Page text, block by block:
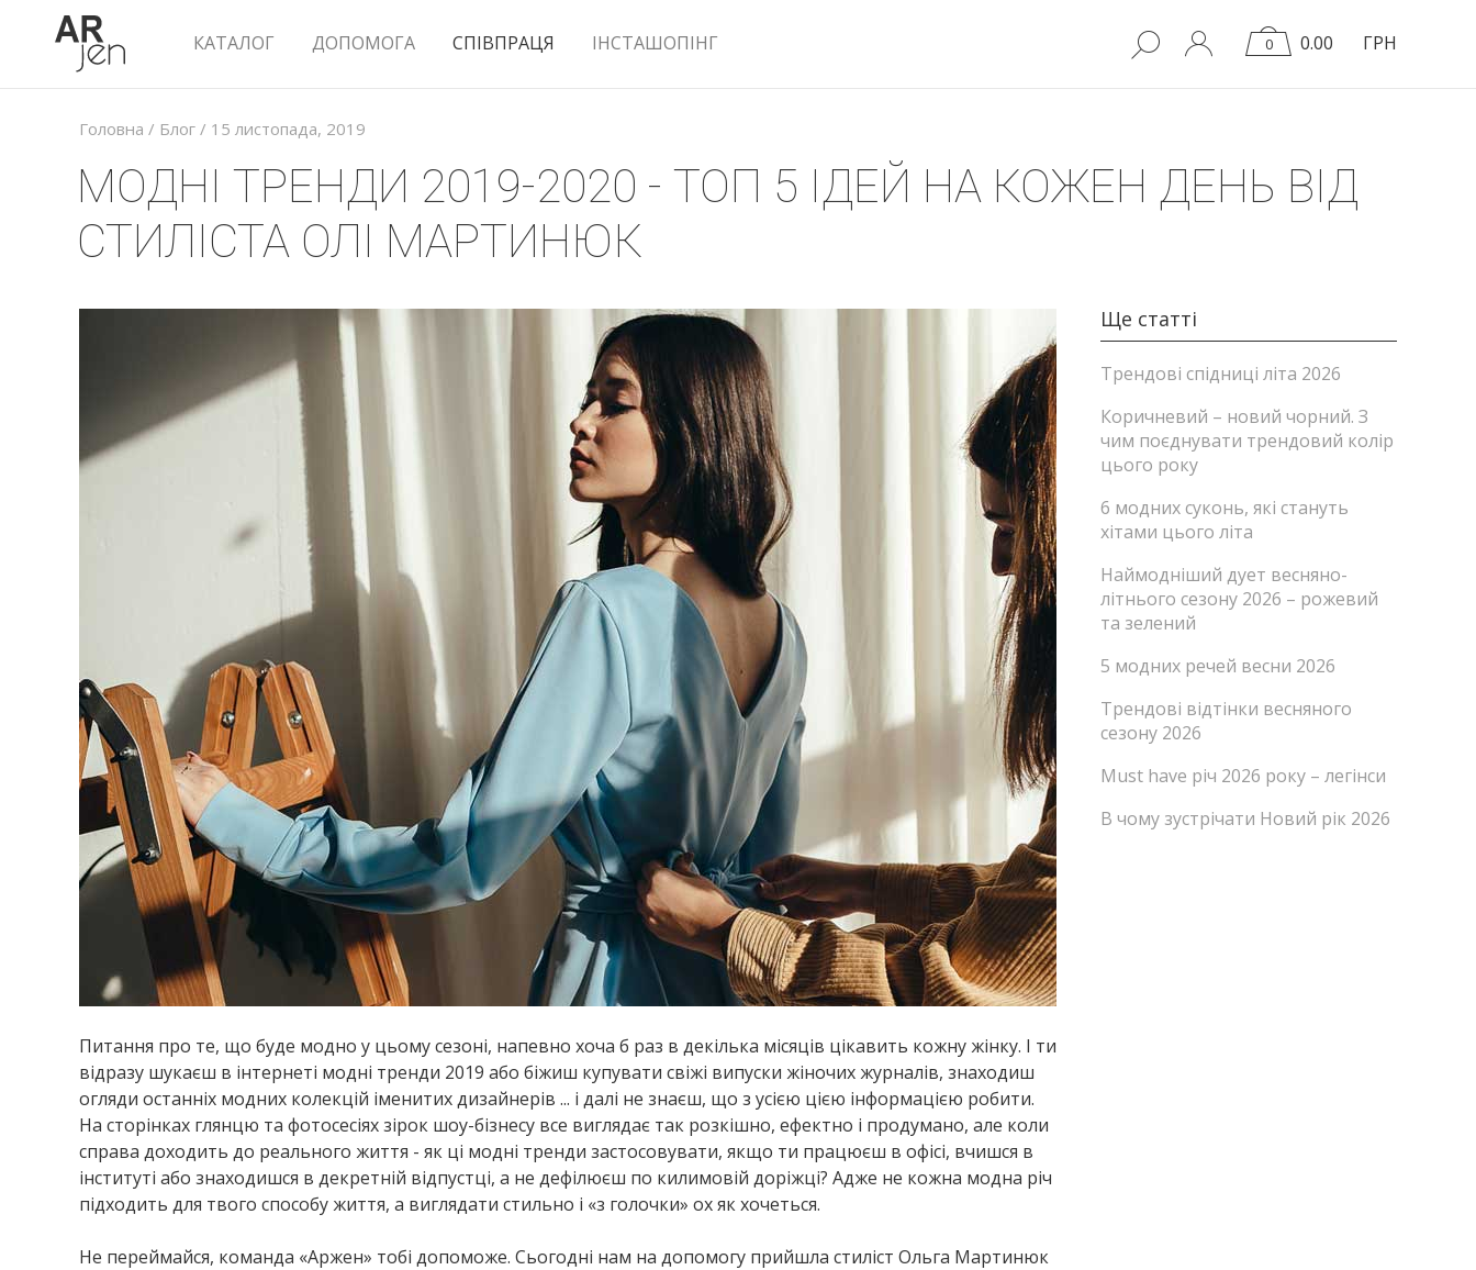
КАТАЛОГ ДОПОМОГА СПІВПРАЦЯ ІНСТАШОПІНГ 0 0.00 ГРН
Головна / Блог / 15 листопада, 2019
МОДНІ ТРЕНДИ 2019-2020 - ТОП 5 ІДЕЙ НА КОЖЕН ДЕНЬ ВІД
СТИЛІСТА ОЛІ МАРТИНЮК
Питання про те, що буде модно у цьому сезоні, напевно хоча б раз в декілька місяців цікавить кожну жінку. І ти
відразу шукаєш в інтернеті модні тренди 2019 або біжиш купувати свіжі випуски жіночих журналів, знаходиш
огляди останніх модних колекцій іменитих дизайнерів ... і далі не знаєш, що з усією цією інформацією робити.
На сторінках глянцю та фотосесіях зірок шоу-бізнесу все виглядає так розкішно, ефектно і продумано, але коли
справа доходить до реального життя - як ці модні тренди застосовувати, якщо ти працюєш в офісі, вчишся в
інституті або знаходишся в декретній відпустці, а не дефілюєш по килимовій доріжці? Адже не кожна модна річ
підходить для твого способу життя, а виглядати стильно і «з голочки» ох як хочеться.
Не переймайся, команда «Аржен» тобі допоможе. Сьогодні нам на допомогу прийшла стиліст Ольга Мартинюк
Ще статті
Трендові спідниці літа 2026
Коричневий – новий чорний. З
чим поєднувати трендовий колір
цього року
6 модних суконь, які стануть
хітами цього літа
Наймодніший дует весняно-
літнього сезону 2026 – рожевий
та зелений
5 модних речей весни 2026
Трендові відтінки весняного
сезону 2026
Must have річ 2026 року – легінси
В чому зустрічати Новий рік 2026